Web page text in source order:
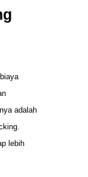
adalah
lebih